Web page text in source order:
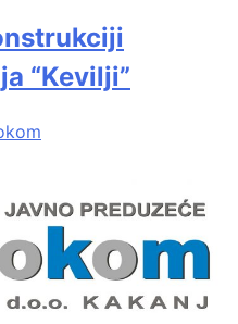
“Kevilji”